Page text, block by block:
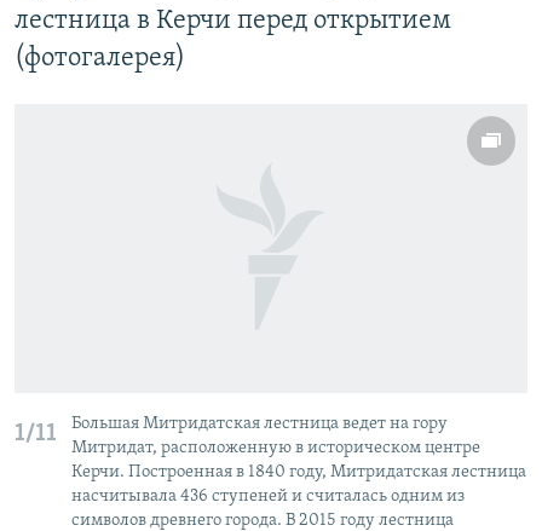
лестница в Керчи перед открытием
(фотогалерея)
1/11
Большая Митридатская лестница ведет на гору
Митридат, расположенную в историческом центре
Керчи. Построенная в 1840 году, Митридатская лестница
насчитывала 436 ступеней и считалась одним из
символов древнего города. В 2015 году лестница